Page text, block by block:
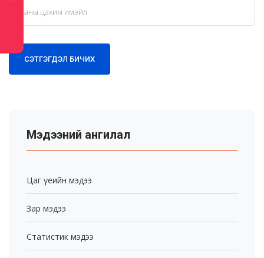
СЭТГЭГДЭЛ БИЧИХ
Мэдээний ангилал
Цаг үеийн мэдээ
Зар мэдээ
Статистик мэдээ